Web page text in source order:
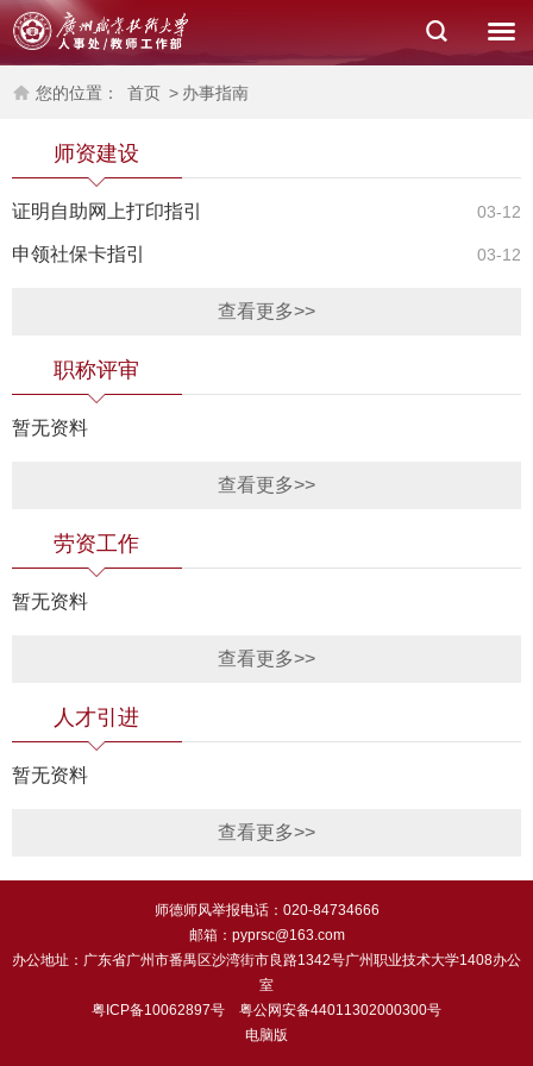
您的位置： 首页 > 办事指南
师资建设
03-12
证明自助网上打印指引
03-12
申领社保卡指引
查看更多>>
职称评审
暂无资料
查看更多>>
劳资工作
暂无资料
查看更多>>
人才引进
暂无资料
查看更多>>
师德师风举报电话：020-84734666
邮箱：pyprsc@163.com
办公地址：广东省广州市番禺区沙湾街市良路1342号广州职业技术大学1408办公
室
粤ICP备10062897号 粤公网安备44011302000300号
电脑版